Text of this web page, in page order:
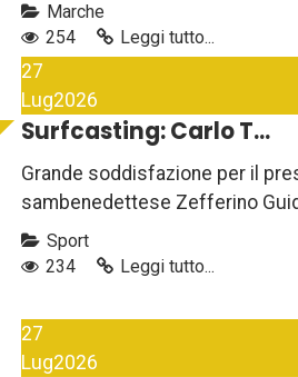
Marche
254
Leggi tutto...
27
Lug2026
Surfcasting: Carlo T...
Grande soddisfazione per il
sambenedettese Zefferino
Sport
234
Leggi tutto...
27
Lug2026